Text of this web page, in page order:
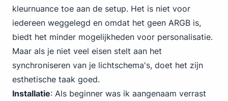
kleurnuance toe aan de setup. Het is niet voor
iedereen weggelegd en omdat het geen ARGB is,
biedt het minder mogelijkheden voor personalisatie.
Maar als je niet veel eisen stelt aan het
synchroniseren van je lichtschema's, doet het zijn
esthetische taak goed.
Installatie: Als beginner was ik aangenaam verrast